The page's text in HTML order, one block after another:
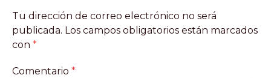
Tu dirección de correo electrónico no será
publicada. Los campos obligatorios están marcados
con *
Comentario *